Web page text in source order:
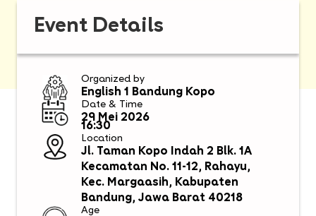
Event Details
Organized by
English 1 Bandung Kopo
Date & Time
29 Mei 2026
16:30
Location
Jl. Taman Kopo Indah 2 Blk. 1A
Kecamatan No. 11-12, Rahayu,
Kec. Margaasih, Kabupaten
Bandung, Jawa Barat 40218
Age